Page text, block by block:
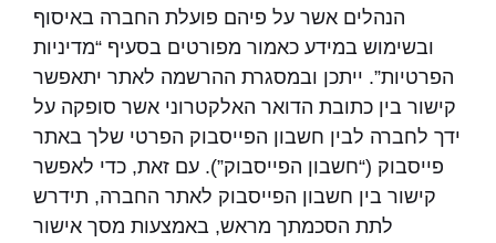
הנהלים אשר על פיהם פועלת החברה באיסוף
ובשימוש במידע כאמור מפורטים בסעיף “מדיניות
הפרטיות”. ייתכן ובמסגרת ההרשמה לאתר יתאפשר
קישור בין כתובת הדואר האלקטרוני אשר סופקה על
ידך לחברה לבין חשבון הפייסבוק הפרטי שלך באתר
פייסבוק (“חשבון הפייסבוק”). עם זאת, כדי לאפשר
קישור בין חשבון הפייסבוק לאתר החברה, תידרש
לתת הסכמתך מראש, באמצעות מסך אישור